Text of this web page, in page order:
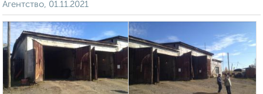
Агентство, 01.11.2021